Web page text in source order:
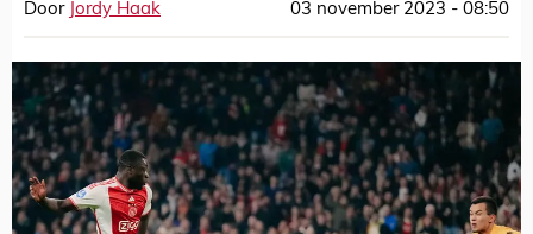
Door Jordy Haak 03 november 2023 - 08:50